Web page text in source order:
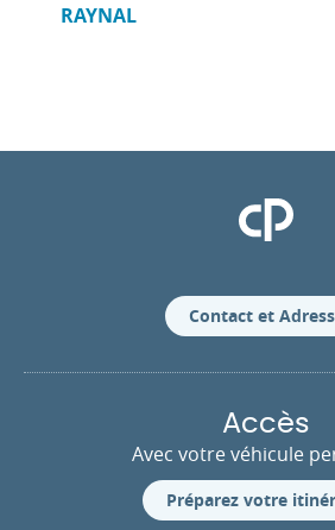
RAYNAL
Clinique
Contact et
Accès
Avec votre véhicule
Préparez votre